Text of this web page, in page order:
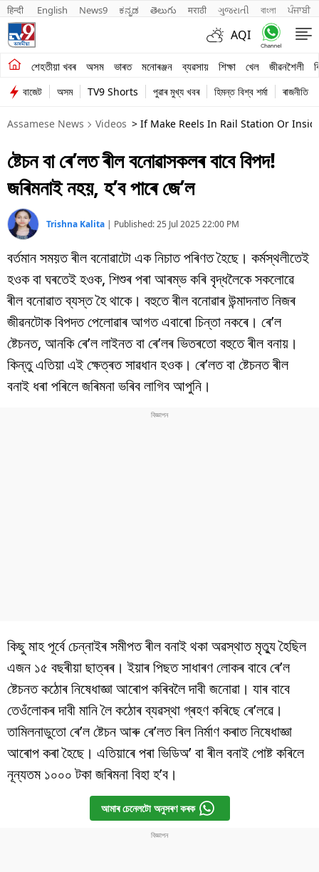
हिन्दी English News9 ಕನ್ನಡ తెలుగు मराठी ગુજરાતી বাংলা ਪੰਜਾਬੀ
AQI
শেহতীয়া খবৰ অসম ভাৰত মনোৰঞ্জন ব্যৱসায় শিক্ষা খেল জীৱনশৈলী
শেহতীয়া খবৰ
অসম
ভাৰত
মনোৰঞ্জন
ব্যৱসায়
শিক্ষা
খেল
জীৱনশৈলী
বিশ্ব
প্ৰযুক্তি
Videos
বাজেট অসম TV9 Shorts পুৱাৰ মুখ্য খবৰ হিমন্ত বিশ্ব শৰ্মা ৰাজনীতি
Assamese News Videos > If Make Reels In Rail Station Or
ষ্টেচন বা ৰে’লত ৰীল বনোৱাসকলৰ বাবে বিপদ!
জৰিমনাই নহয়, হ’ব পাৰে জে’ল
Trishna Kalita | Published:25 Jul 2025 22:00 PM
বৰ্তমান সময়ত ৰীল বনোৱাটো এক নিচাত পৰিণত হৈছে। কৰ্মস্থলীতেই
হওক বা ঘৰতেই হওক, শিশুৰ পৰা আৰম্ভ কৰি বৃদ্ধলৈকে সকলোৱে
ৰীল বনোৱাত ব্যস্ত হৈ থাকে। বহুতে ৰীল বনোৱাৰ উন্মাদনাত নিজৰ
জীৱনটোক বিপদত পেলোৱাৰ আগত এবাৰো চিন্তা নকৰে। ৰে’ল
ষ্টেচনত, আনকি ৰে’ল লাইনত বা ৰে’লৰ ভিতৰতো বহুতে ৰীল বনায়।
কিন্তু এতিয়া এই ক্ষেত্ৰত সাৱধান হওক। ৰে’লত বা ষ্টেচনত ৰীল
বনাই ধৰা পৰিলে জৰিমনা ভৰিব লাগিব আপুনি।
কিছু মাহ পূৰ্বে চেন্নাইৰ সমীপত ৰীল বনাই থকা অৱস্থাত মৃত্যু হৈছিল
এজন ১৫ বছৰীয়া ছাত্ৰৰ। ইয়াৰ পিছত সাধাৰণ লোকৰ বাবে ৰে’ল
ষ্টেচনত কঠোৰ নিষেধাজ্ঞা আৰোপ কৰিবলৈ দাবী জনোৱা। যাৰ বাবে
তেওঁলোকৰ দাবী মানি লৈ কঠোৰ ব্যৱস্থা গ্ৰহণ কৰিছে ৰে’লৱে।
তামিলনাডুতো ৰে’ল ষ্টেচন আৰু ৰে’লত ৰিল নিৰ্মাণ কৰাত নিষেধাজ্ঞা
আৰোপ কৰা হৈছে। এতিয়াৰে পৰা ভিডিঅ’ বা ৰীল বনাই পোষ্ট কৰিলে
নূন্যতম ১০০০ টকা জৰিমনা বিহা হ’ব।
আমাৰ চেনেলটো অনুসৰণ কৰক